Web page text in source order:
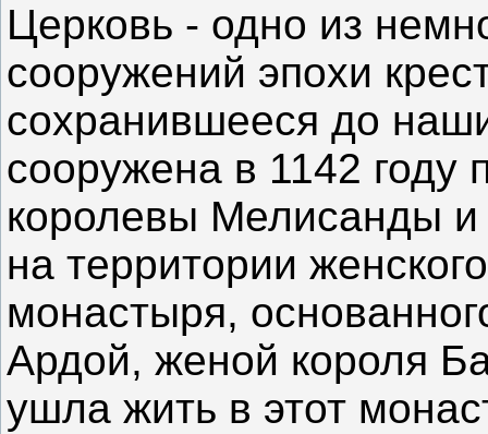
Церковь - одно из
сооружений эпохи
сохранившееся до
сооружена в 1142
королевы Мелисанды и
на территории
монастыря,
Ардой, женой короля
ушла жить в этот